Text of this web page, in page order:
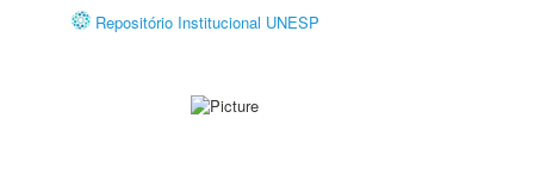
Repositório Institucional UNESP